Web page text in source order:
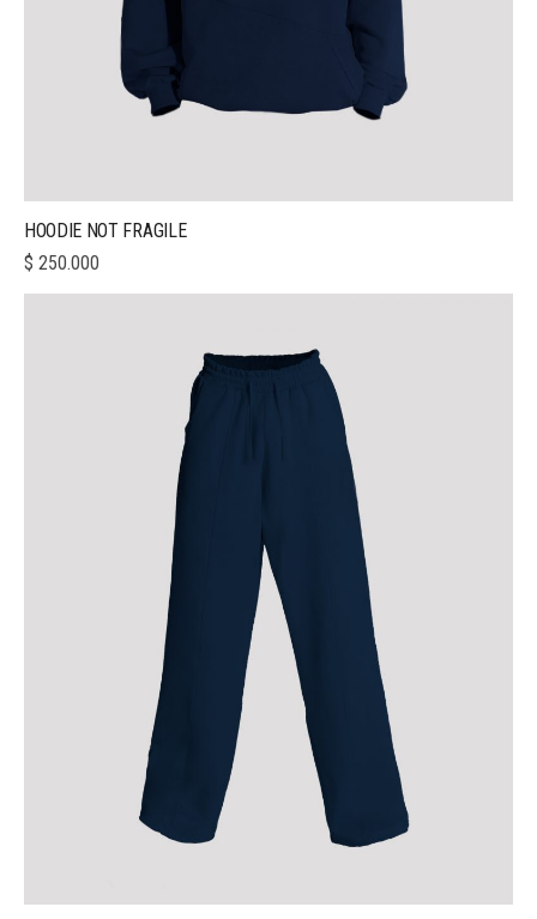
HOODIE NOT FRAGILE
$ 250.000